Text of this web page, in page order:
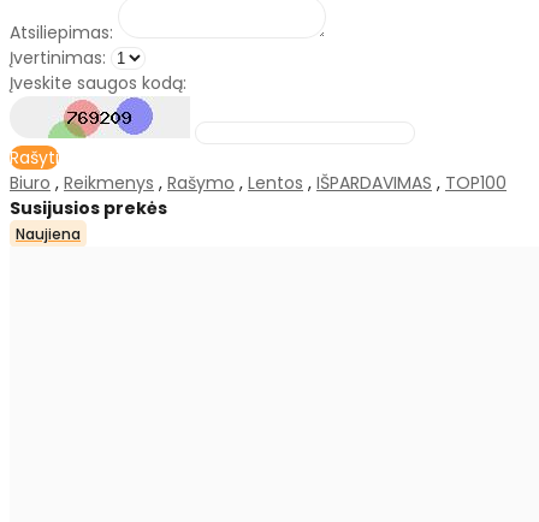
Atsiliepimas:
Įvertinimas:
Įveskite saugos kodą:
Rašyti
Biuro , Reikmenys , Rašymo , Lentos , IŠPARDAVIMAS , TOP100
Susijusios prekės
Naujiena